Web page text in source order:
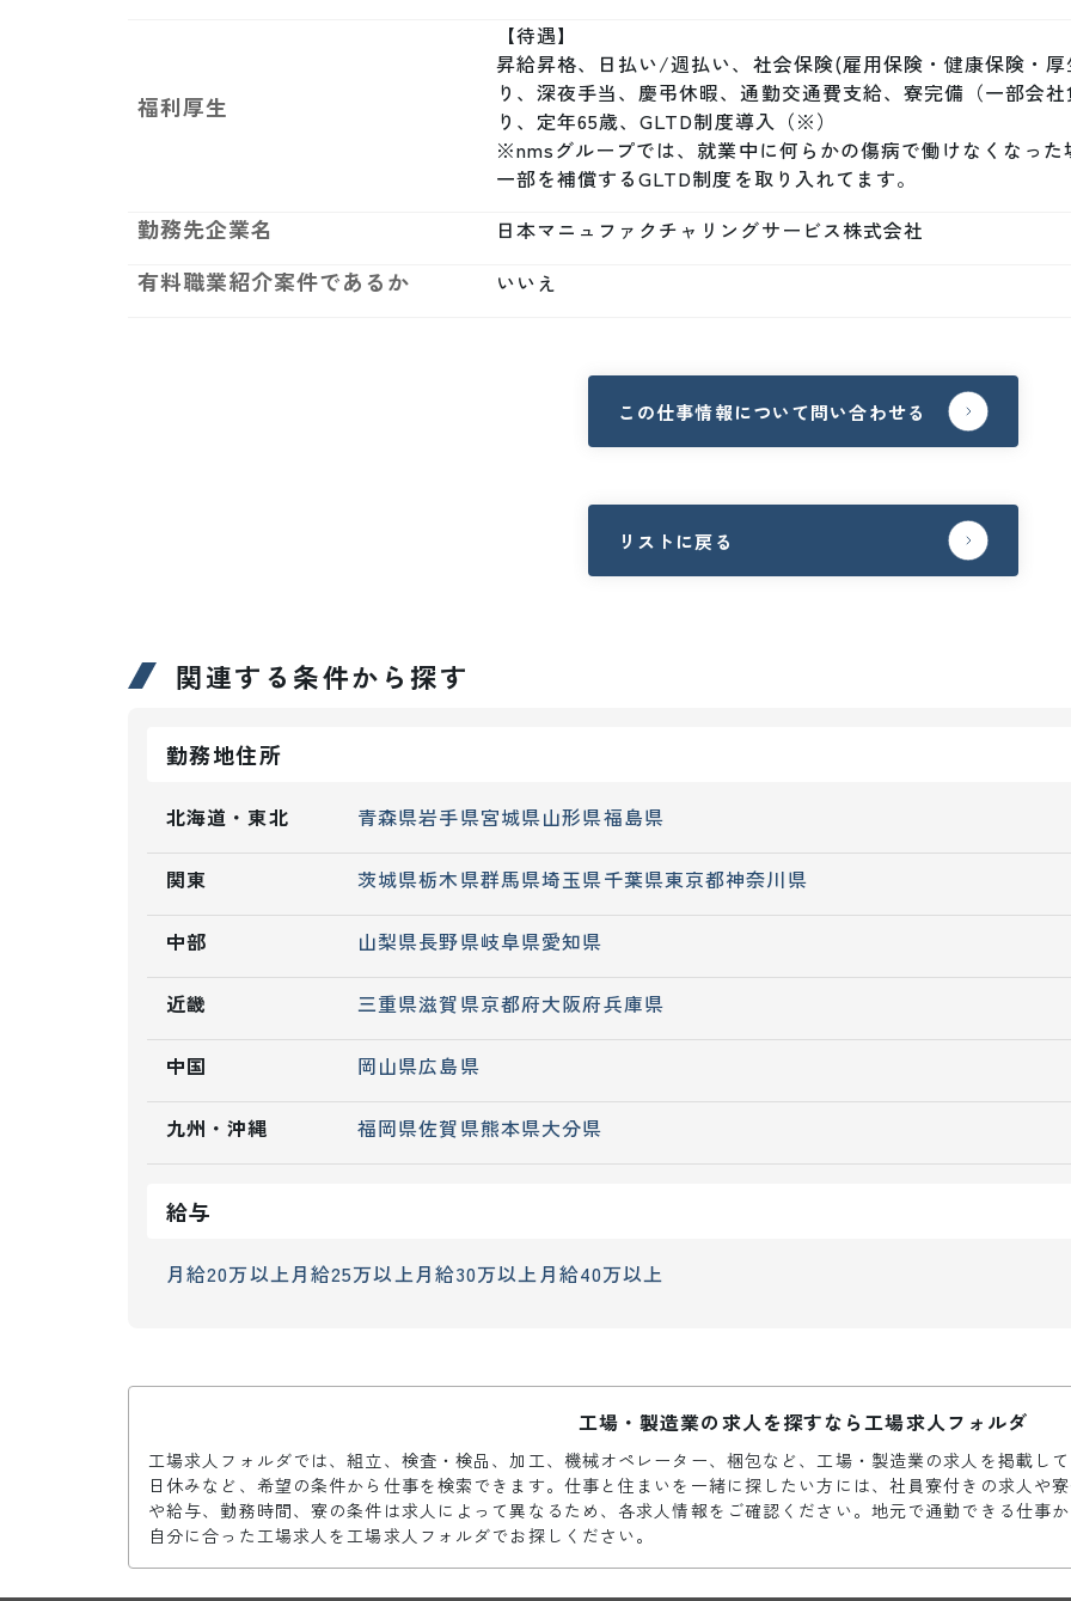
福利厚生
【待遇】
昇給昇格、日払い/週払い、社会保険(雇用保険・健康保険・
り、深夜手当、慶弔休暇、通勤交通費支給、寮完備（一部会
り、定年65歳、GLTD制度導入（※）
※nmsグループでは、就業中に何らかの傷病で働けなくなっ
一部を補償するGLTD制度を取り入れてます。
勤務先企業名 日本マニュファクチャリングサービス株式会社
有料職業紹介案件であるか いいえ
この仕事情報について問い合わせる
リストに戻る
関連する条件から探す
勤務地住所
北海道・東北 青森県岩手県宮城県山形県福島県
関東 茨城県栃木県群馬県埼玉県千葉県東京都神奈川県
中部 山梨県長野県岐阜県愛知県
近畿 三重県滋賀県京都府大阪府兵庫県
中国 岡山県広島県
九州・沖縄 福岡県佐賀県熊本県大分県
給与
月給20万以上月給25万以上月給30万以上月給40万以上
工場・製造業の求人を探すなら工場求人フォルダ
工場求人フォルダでは、組立、検査・検品、加工、機械オペレーター、梱包など、工場・製造業の求人を掲載し
日休みなど、希望の条件から仕事を検索できます。仕事と住まいを一緒に探したい方には、社員寮付きの求人や
や給与、勤務時間、寮の条件は求人によって異なるため、各求人情報をご確認ください。地元で通勤できる仕事
自分に合った工場求人を工場求人フォルダでお探しください。